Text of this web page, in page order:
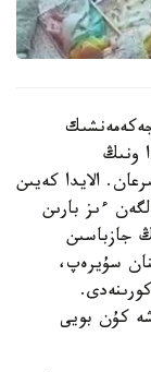
ونىڭ
الايدا كەيىن
ءىز بارىن
جازباسىن
سۇيرەپ،
كۇن بويى